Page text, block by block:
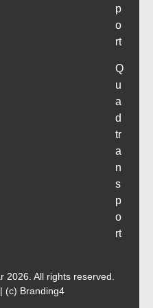
p
o
rt
Q
u
a
d
tr
a
n
s
p
o
rt
2026. All rights reserved.
| (c) Branding4